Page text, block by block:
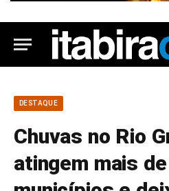
DESTAQUE
Chuvas no Rio
atingem mais